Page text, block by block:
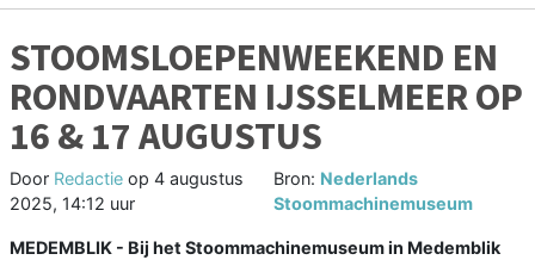
STOOMSLOEPENWEEKEND EN
RONDVAARTEN IJSSELMEER OP
16 & 17 AUGUSTUS
Door Redactie op 4 augustus
2025, 14:12 uur
Bron: Nederlands
Stoommachinemuseum
MEDEMBLIK - Bij het Stoommachinemuseum in Medemblik